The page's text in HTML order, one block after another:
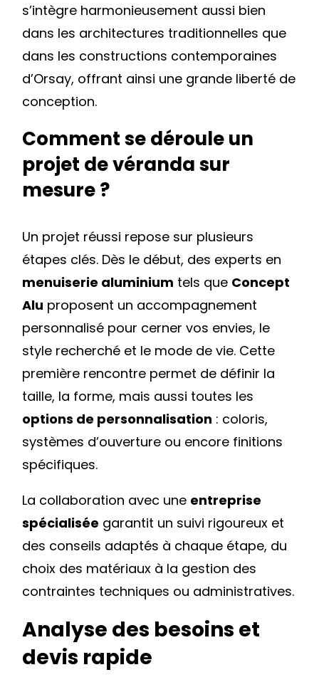
s’intègre harmonieusement aussi bien
dans les architectures traditionnelles que
dans les constructions contemporaines
d’Orsay, offrant ainsi une grande liberté de
conception.
Comment se déroule un
projet de véranda sur
mesure ?
Un projet réussi repose sur plusieurs
étapes clés. Dès le début, des experts en
menuiserie aluminium tels que Concept
Alu proposent un accompagnement
personnalisé pour cerner vos envies, le
style recherché et le mode de vie. Cette
première rencontre permet de définir la
taille, la forme, mais aussi toutes les
options de personnalisation : coloris,
systèmes d’ouverture ou encore finitions
spécifiques.
La collaboration avec une entreprise
spécialisée garantit un suivi rigoureux et
des conseils adaptés à chaque étape, du
choix des matériaux à la gestion des
contraintes techniques ou administratives.
Analyse des besoins et
devis rapide